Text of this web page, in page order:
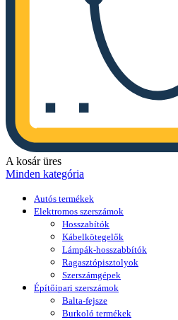
A kosár üres
Minden kategória
Autós termékek
Elektromos szerszámok
Hosszabítók
Kábelkötegelők
Lámpák-hosszabbítók
Ragasztópisztolyok
Szerszámgépek
Építőipari szerszámok
Balta-fejsze
Burkoló termékek